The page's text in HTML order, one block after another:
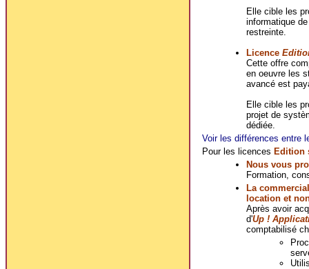
Elle cible les
informatique
restreinte.
Licence
Cette offre
en oeuvre les
avancé est
Elle cible les
projet de
dédiée.
Voir les différences entre
Pour les licences Edition
Nous vous
Formation,
La
location et
Après avoir
d'Up !
comptabilisé